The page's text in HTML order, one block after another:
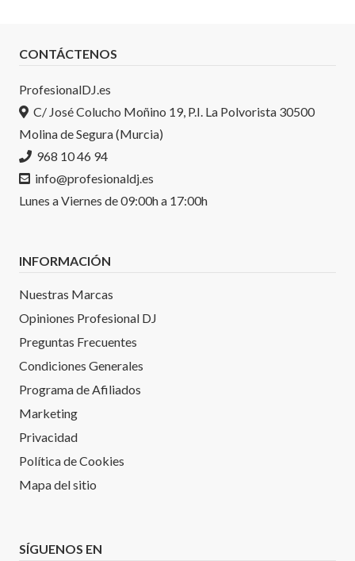
CONTÁCTENOS
ProfesionalDJ.es
C/ José Colucho Moñino 19, P.I. La Polvorista 30500
Molina de Segura (Murcia)
968 10 46 94
info@profesionaldj.es
Lunes a Viernes de 09:00h a 17:00h
INFORMACIÓN
Nuestras Marcas
Opiniones Profesional DJ
Preguntas Frecuentes
Condiciones Generales
Programa de Afiliados
Marketing
Privacidad
Política de Cookies
Mapa del sitio
SÍGUENOS EN